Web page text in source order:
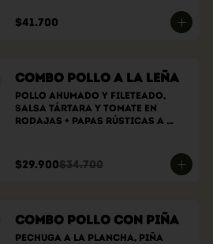
$41.700
Combo Pollo a la Leña
Pollo ahumado y fileteado,
Salsa tártara y tomate en
rodajas + papas rústicas a
$29.900$34.700
Combo Pollo con Piña
Pechuga a la plancha, piña